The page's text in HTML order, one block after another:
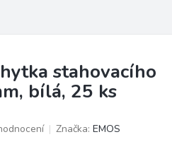
stahovacího
bílá, 25 ks
Značka: EMOS